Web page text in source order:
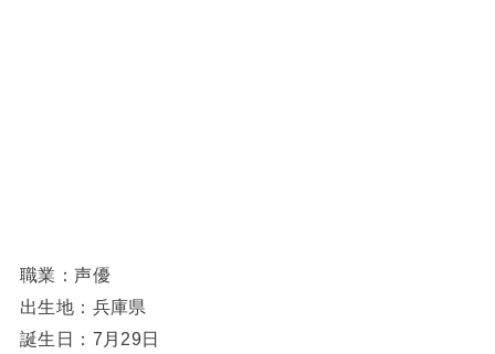
職業：声優
出生地：兵庫県
誕生日：7月29日